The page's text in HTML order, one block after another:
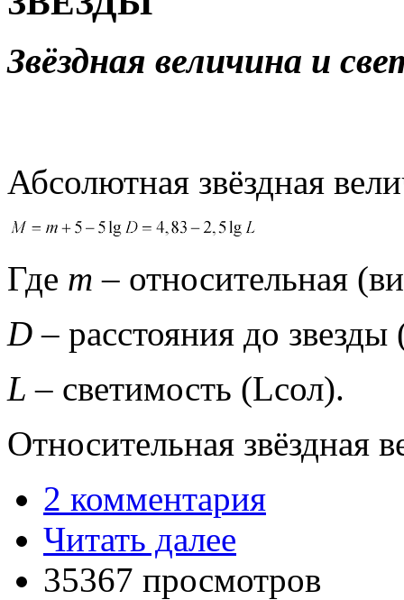
Звёздная величина и
Абсолютная звёздная
Где m – относительная
D – расстояния до звезды
L – светимость (Lсол).
Относительная звёздная
2 комментария
Читать далее
35367 просмотров